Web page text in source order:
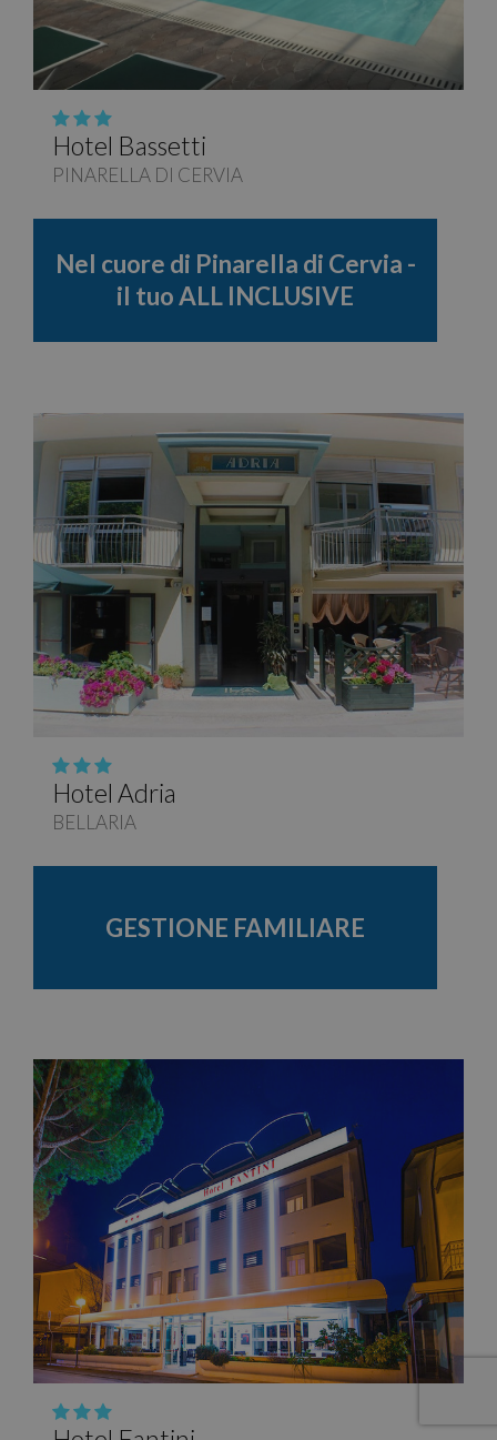
Hotel Bassetti
PINARELLA DI CERVIA
Nel cuore di Pinarella di Cervia -
il tuo ALL INCLUSIVE
Hotel Adria
BELLARIA
GESTIONE FAMILIARE